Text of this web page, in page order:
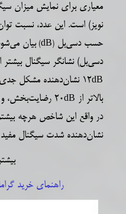
معیاری برای نمایش میزان
نویز) است. این عدد، نسبت
حسب دسی‌بل (
dB
)بیان
دسی‌بل) نشانگر سیگنال بیشتر
dB
12 نشان‌‌دهنده مشکل
بالاتر از dB20 رضایت‌بخش، و مقدار بالاتر از
در واقع این شاخص هرچه
نشان‌دهنده شدت سیگنال
راهنمای خرید